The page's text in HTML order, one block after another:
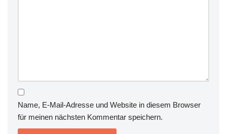
Name, E-Mail-Adresse und Website in diesem Browser
für meinen nächsten Kommentar speichern.